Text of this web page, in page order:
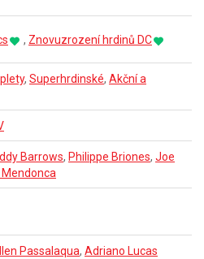
, Znovuzrození hrdinů DC
, Superhrdinské, Akční a
Barrows, Philippe Briones, Joe
Mendonca
Passalaqua, Adriano Lucas